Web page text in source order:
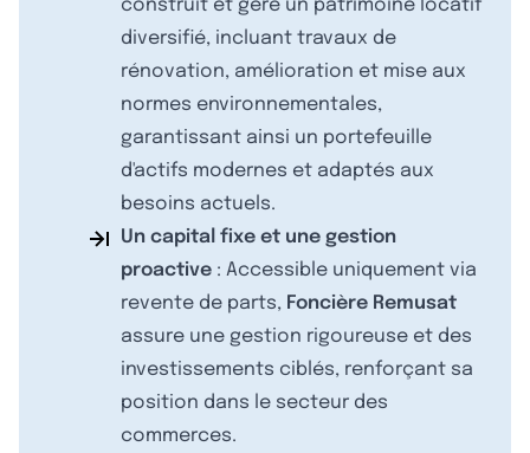
construit et gère un patrimoine locatif
diversifié, incluant travaux de
rénovation, amélioration et mise aux
normes environnementales,
garantissant ainsi un portefeuille
d'actifs modernes et adaptés aux
besoins actuels.
Un capital fixe et une gestion
proactive : Accessible uniquement via
revente de parts, Foncière Remusat
assure une gestion rigoureuse et des
investissements ciblés, renforçant sa
position dans le secteur des
commerces.